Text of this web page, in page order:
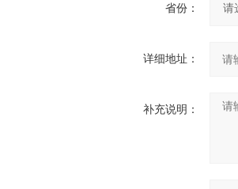
省份：
详细地址：
补充说明：